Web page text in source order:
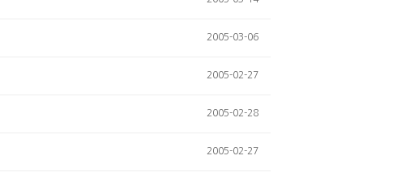
2005-03-06
2005-02-27
2005-02-28
2005-02-27